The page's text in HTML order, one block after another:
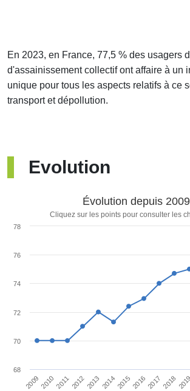
En 2023, en France, 77,5 % des usagers
d'assainissement collectif ont affaire à un
unique pour tous les aspects relatifs à ce
transport et dépollution.
Evolution
Évolution depuis 2009
Cliquez sur les points pour consulter les
20092010201120122013 2014201520162017 2018 2019
68
70
72
74
76
78